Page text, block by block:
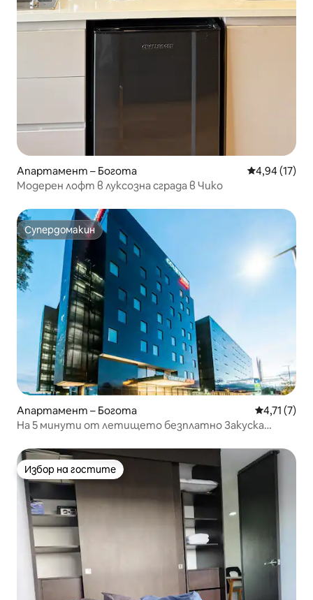
Апартамент – Богота Средна
4,94 (17)
Модерен лофт в луксозна сграда в Чико
Супердомакин
Супердомакин
Апартамент – Богота Средна
4,71 (7)
На 5 минути от летището безплатно Закуска
Избор на гостите
Избор на гостите